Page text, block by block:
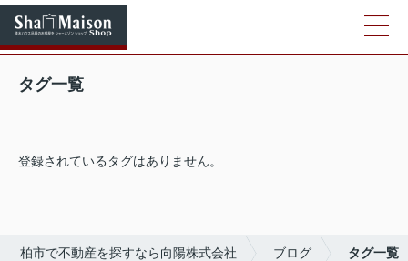
タグ一覧
登録されているタグはありません。
柏市で不動産を探すなら向陽株式会社 ブログ タグ一覧